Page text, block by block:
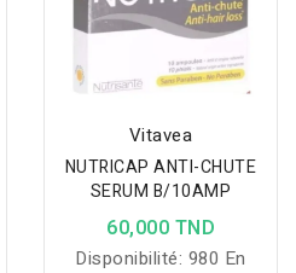
Vitavea
NUTRICAP ANTI-CHUTE
SERUM B/10AMP
60,000 TND
Disponibilité: 980 En